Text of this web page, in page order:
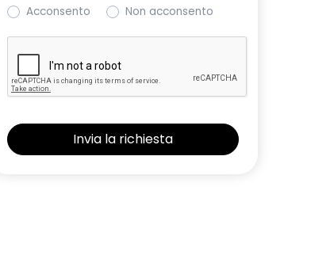
Acconsento
Non acconsento